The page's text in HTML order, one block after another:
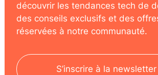
découvrir les tendances tech de
des conseils exclusifs et des
réservées à notre communauté.
S’inscrire à la newsletter